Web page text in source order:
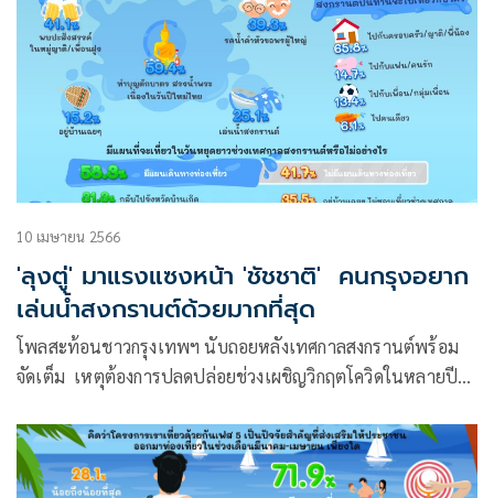
10 เมษายน 2566
'ลุงตู่' มาแรงแซงหน้า 'ชัชชาติ' คนกรุงอยาก
เล่นน้ำสงกรานต์ด้วยมากที่สุด
โพลสะท้อนชาวกรุงเทพฯ นับถอยหลังเทศกาลสงกรานต์พร้อม
จัดเต็ม เหตุต้องการปลดปล่อยช่วงเผชิญวิกฤตโควิดในหลายปี
ที่สุด